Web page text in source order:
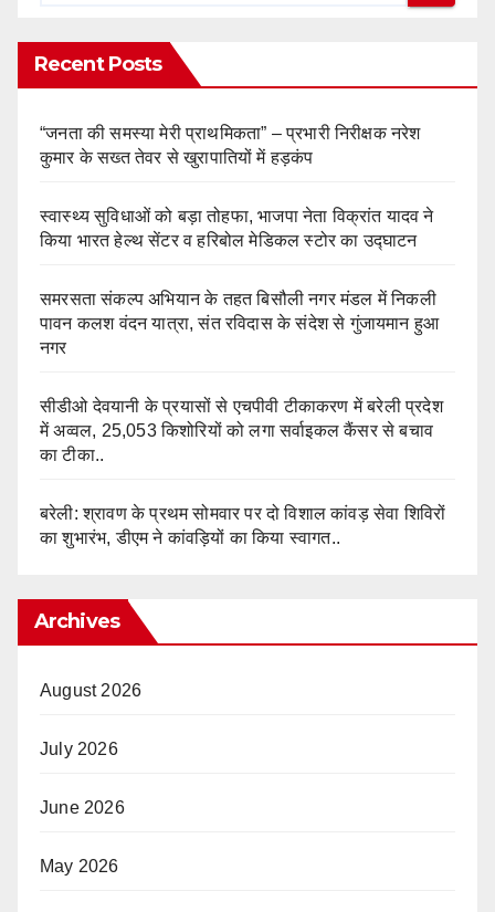
Recent Posts
“जनता की समस्या मेरी प्राथमिकता” – प्रभारी निरीक्षक नरेश
कुमार के सख्त तेवर से खुरापातियों में हड़कंप
स्वास्थ्य सुविधाओं को बड़ा तोहफा, भाजपा नेता विक्रांत यादव ने
किया भारत हेल्थ सेंटर व हरिबोल मेडिकल स्टोर का उद्घाटन
समरसता संकल्प अभियान के तहत बिसौली नगर मंडल में निकली
पावन कलश वंदन यात्रा, संत रविदास के संदेश से गुंजायमान हुआ
नगर
सीडीओ देवयानी के प्रयासों से एचपीवी टीकाकरण में बरेली प्रदेश
में अव्वल, 25,053 किशोरियों को लगा सर्वाइकल कैंसर से बचाव
का टीका..
बरेली: श्रावण के प्रथम सोमवार पर दो विशाल कांवड़ सेवा शिविरों
का शुभारंभ, डीएम ने कांवड़ियों का किया स्वागत..
Archives
August 2026
July 2026
June 2026
May 2026